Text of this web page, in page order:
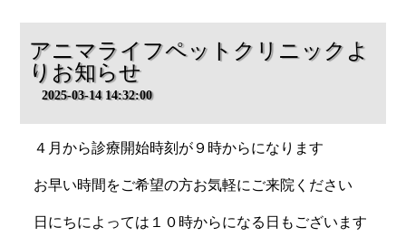
アニマライフペットクリニックよ
りお知らせ
2025-03-14 14:32:00
４月から診療開始時刻が９時からになります
お早い時間をご希望の方お気軽にご来院ください
日にちによっては１０時からになる日もございます